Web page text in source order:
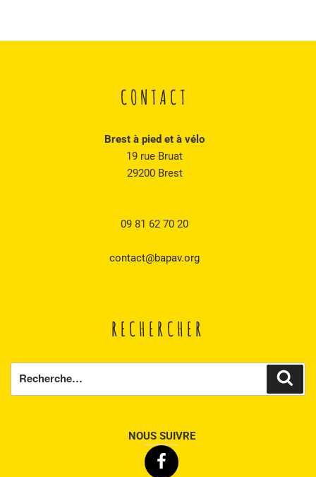
CONTACT
Brest à pied et à vélo
19 rue Bruat
29200 Brest
09 81 62 70 20
contact@bapav.org
RECHERCHER
NOUS SUIVRE
Facebook